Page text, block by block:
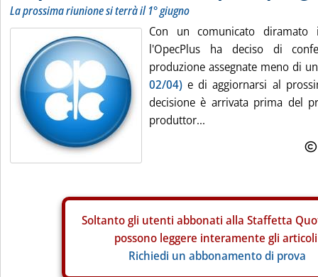
La prossima riunione si terrà il 1° giugno
Con un comunicato
l'OpecPlus ha deciso di
produzione assegnate meno di
02/04) e di aggiornarsi al
decisione è arrivata prima del
produttor...
Soltanto gli utenti abbonati alla Staffetta
possono leggere interamente gli
Richiedi un abbonamento di prova